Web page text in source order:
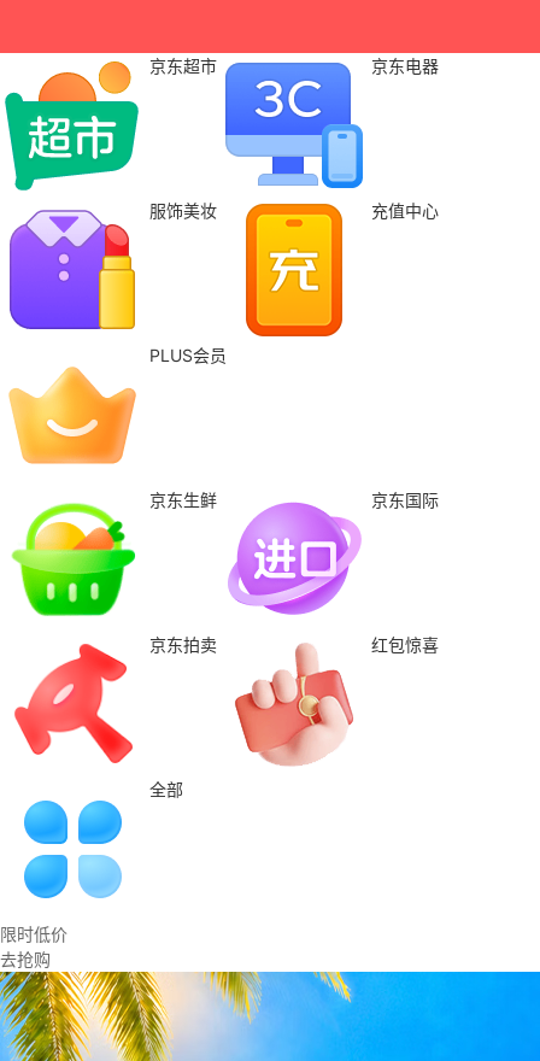
京东超市 京东电器
服饰美妆 充值中心
PLUS会员
京东生鲜 京东国际
京东拍卖 红包惊喜
全部
限时低价
去抢购